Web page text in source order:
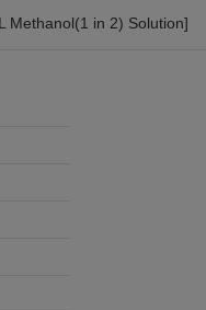
Methanol(1 in 2) Solution]